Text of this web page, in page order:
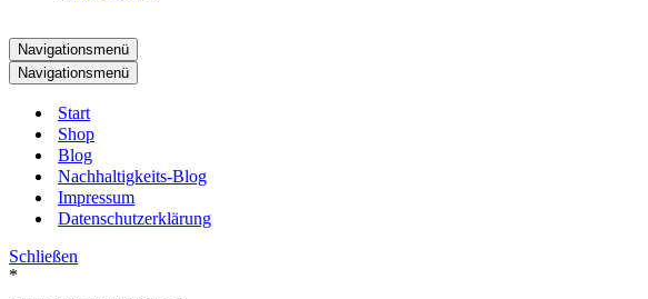
Navigationsmenü
Navigationsmenü
Start
Shop
Blog
Nachhaltigkeits-Blog
Impressum
Datenschutzerklärung
Schließen
*